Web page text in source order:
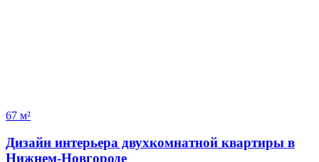
67 м²
Дизайн интерьера двухкомнатной квартиры в
Нижнем-Новгороде